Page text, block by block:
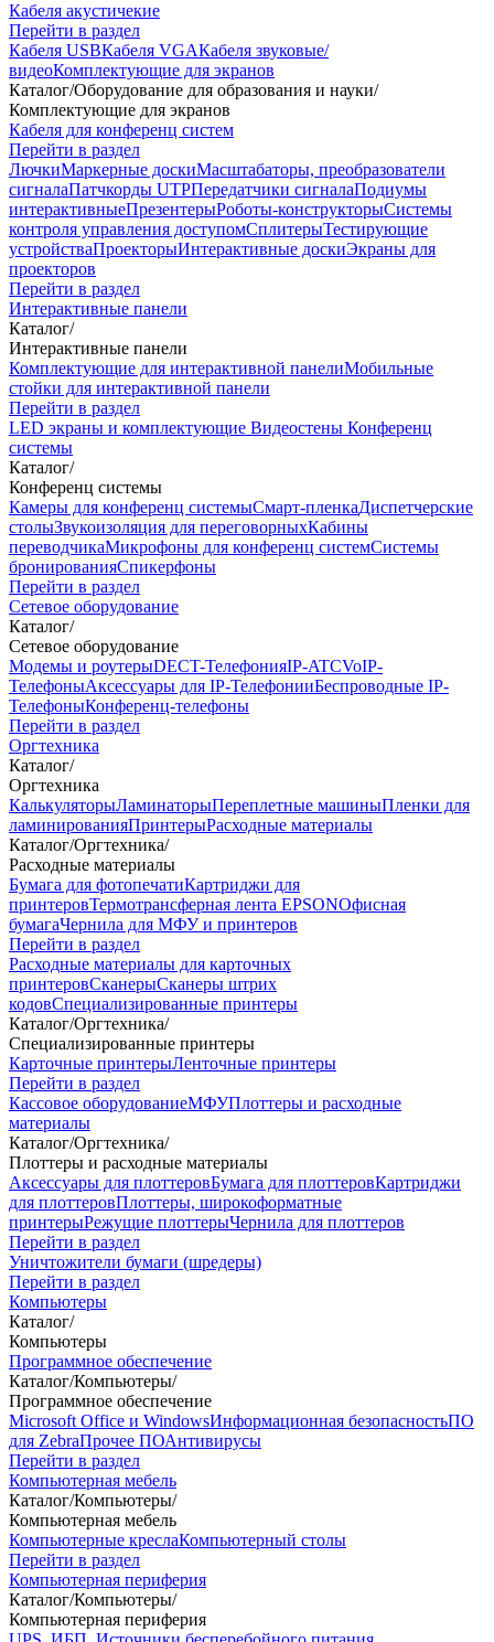
Кабеля акустичекие
Перейти в раздел
Кабеля USBКабеля VGAКабеля звуковые/
видеоКомплектующие для экранов
Каталог/Оборудование для образования и науки/
Комплектующие для экранов
Кабеля для конференц систем
Перейти в раздел
ЛючкиМаркерные доскиМасштабаторы, преобразователи
сигналаПатчкорды UTPПередатчики сигналаПодиумы
интерактивныеПрезентерыРоботы-конструкторыСистемы
контроля управления доступомСплитерыТестирующие
устройстваПроекторыИнтерактивные доскиЭкраны для
проекторов
Перейти в раздел
Интерактивные панели
Каталог/
Интерактивные панели
Комплектующие для интерактивной панелиМобильные
стойки для интерактивной панели
Перейти в раздел
LED экраны и комплектующие Видеостены Конференц
системы
Каталог/
Конференц системы
Камеры для конференц системыCмарт-пленкаДиспетчерские
столыЗвукоизоляция для переговорныхКабины
переводчикаМикрофоны для конференц системСистемы
бронированияСпикерфоны
Перейти в раздел
Сетевое оборудование
Каталог/
Сетевое оборудование
Модемы и роутерыDECT-ТелефонияIP-ATCVoIP-
ТелефоныАксессуары для IP-ТелефонииБеспроводные IP-
ТелефоныКонференц-телефоны
Перейти в раздел
Оргтехника
Каталог/
Оргтехника
КалькуляторыЛаминаторыПереплетные машиныПленки для
ламинированияПринтерыРасходные материалы
Каталог/Оргтехника/
Расходные материалы
Бумага для фотопечатиКартриджи для
принтеровТермотрансферная лента EPSONОфисная
бумагаЧернила для МФУ и принтеров
Перейти в раздел
Расходные материалы для карточных
принтеровСканерыСканеры штрих
кодовСпециализированные принтеры
Каталог/Оргтехника/
Специализированные принтеры
Карточные принтерыЛенточные принтеры
Перейти в раздел
Кассовое оборудованиеМФУПлоттеры и расходные
материалы
Каталог/Оргтехника/
Плоттеры и расходные материалы
Аксессуары для плоттеровБумага для плоттеровКартриджи
для плоттеровПлоттеры, широкоформатные
принтерыРежущие плоттерыЧернила для плоттеров
Перейти в раздел
Уничтожители бумаги (шредеры)
Перейти в раздел
Компьютеры
Каталог/
Компьютеры
Программное обеспечение
Каталог/Компьютеры/
Программное обеспечение
Microsoft Office и WindowsИнформационная безопасностьПО
для ZebraПрочее ПОАнтивирусы
Перейти в раздел
Компьютерная мебель
Каталог/Компьютеры/
Компьютерная мебель
Компьютерные креслаКомпьютерный столы
Перейти в раздел
Компьютерная периферия
Каталог/Компьютеры/
Компьютерная периферия